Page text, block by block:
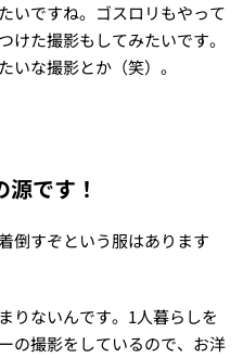
いですね。ゴスロリもやって
けた撮影もしてみたいです。
いな撮影とか（笑）。
です！
すぞという服はあります
ないんです。1人暮らしを
の撮影をしているので、お洋